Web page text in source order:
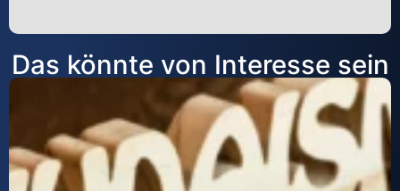
Alternative:
Das könnte von Interesse sein